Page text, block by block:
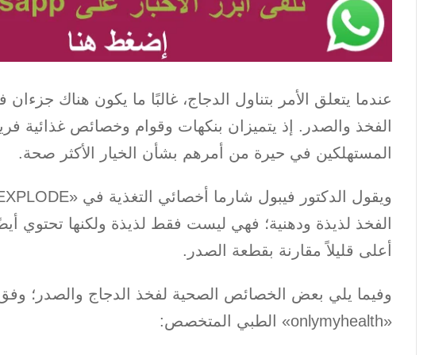
عندما يتعلق الأمر بتناول الدجاج، غالبًا ما يكون هناك جزءان
الفخذ والصدر. إذ يتميزان بنكهات وقوام وخصائص غذائية
المستهلكين في حيرة من أمرهم بشأن الخيار الأكثر صحة.
الفخذ لذيذة ودهنية؛ فهي ليست فقط لذيذة ولكنها تحتوي
أعلى قليلاً مقارنة بقطعة الصدر.
وفيما يلي بعض الخصائص الصحية لفخذ الدجاج والصدر؛
«onlymyhealth» الطبي المتخصص: